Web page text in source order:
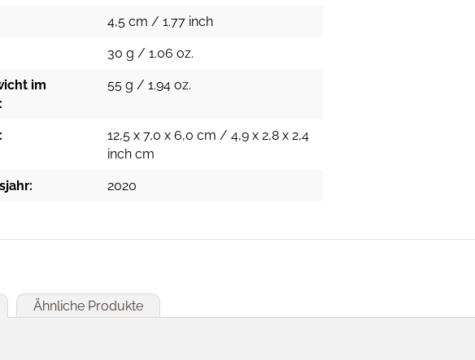
4,5 cm / 1.77 inch
30 g / 1.06 oz.
im
55 g / 1.94 oz.
12,5 x 7,0 x 6,0 cm / 4,9 x 2,8 x 2,4
inch cm
2020
Ähnliche Produkte